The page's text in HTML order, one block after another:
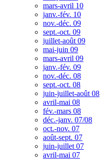
mars-avril 10
janv.-fév. 10
nov.-déc. 09
sept.-oct. 09
juillet-août 09
mai-juin 09
mars-avril 09
janv.-fév. 09
nov.-déc. 08
sept.-oct. 08
juin-juillet-août 08
avril-mai 08
fév.-mars 08
déc.-janv. 07/08
oct.-nov. 07
août-sept. 07
juin-juillet 07
avril-mai 07